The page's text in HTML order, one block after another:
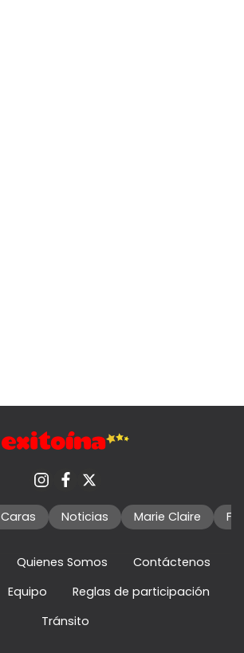
Caras Noticias Marie Claire
Quienes Somos
Contáctenos
Equipo
Reglas de participación
Tránsito